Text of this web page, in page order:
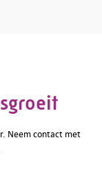
Neem contact met